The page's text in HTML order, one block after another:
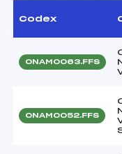
Codex
ONAM0063.FFS
ONAM0052.FFS